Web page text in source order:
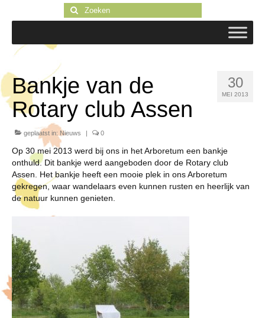
Zoeken
naar:
30
MEI 2013
Bankje van de
Rotary club Assen
geplaatst in: Nieuws | 0
Op 30 mei 2013 werd bij ons in het Arboretum een bankje
onthuld. Dit bankje werd aangeboden door de Rotary club
Assen. Het bankje heeft een mooie plek in ons Arboretum
gekregen, waar wandelaars even kunnen rusten en heerlijk van
de natuur kunnen genieten.